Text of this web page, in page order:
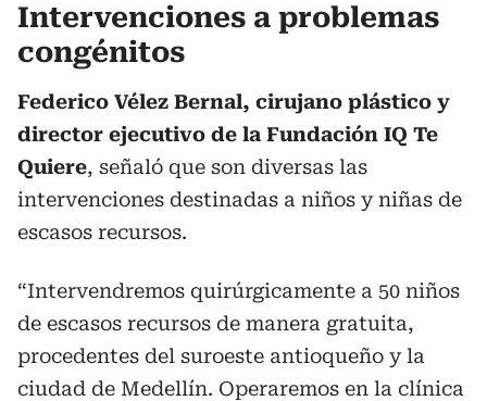
Intervenciones a problemas
congénitos
Federico Vélez Bernal, cirujano plástico y
director ejecutivo de la Fundación IQ Te
Quiere, señaló que son diversas las
intervenciones destinadas a niños y niñas de
escasos recursos.
“Intervendremos quirúrgicamente a 50 niños
de escasos recursos de manera gratuita,
procedentes del suroeste antioqueño y la
ciudad de Medellín. Operaremos en la clínica